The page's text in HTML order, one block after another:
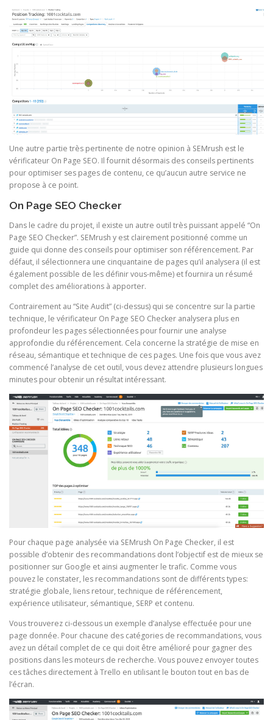
Une autre partie très pertinente de notre opinion à SEMrush est le
vérificateur On Page SEO. Il fournit désormais des conseils pertinents
pour optimiser ses pages de contenu, ce qu’aucun autre service ne
propose à ce point.
On Page SEO Checker
Dans le cadre du projet, il existe un autre outil très puissant appelé “On
Page SEO Checker”. SEMrush y est clairement positionné comme un
guide qui donne des conseils pour optimiser son référencement. Par
défaut, il sélectionnera une cinquantaine de pages qu’il analysera (il est
également possible de les définir vous-même) et fournira un résumé
complet des améliorations à apporter.
Contrairement au “Site Audit” (ci-dessus) qui se concentre sur la partie
technique, le vérificateur On Page SEO Checker analysera plus en
profondeur les pages sélectionnées pour fournir une analyse
approfondie du référencement. Cela concerne la stratégie de mise en
réseau, sémantique et technique de ces pages. Une fois que vous avez
commencé l’analyse de cet outil, vous devez attendre plusieurs longues
minutes pour obtenir un résultat intéressant.
Pour chaque page analysée via SEMrush On Page Checker, il est
possible d’obtenir des recommandations dont l’objectif est de mieux se
positionner sur Google et ainsi augmenter le trafic. Comme vous
pouvez le constater, les recommandations sont de différents types:
stratégie globale, liens retour, technique de référencement,
expérience utilisateur, sémantique, SERP et contenu.
Vous trouverez ci-dessous un exemple d’analyse effectuée pour une
page donnée. Pour chacune des catégories de recommandations, vous
avez un détail complet de ce qui doit être amélioré pour gagner des
positions dans les moteurs de recherche. Vous pouvez envoyer toutes
ces tâches directement à Trello en utilisant le bouton tout en bas de
l’écran.